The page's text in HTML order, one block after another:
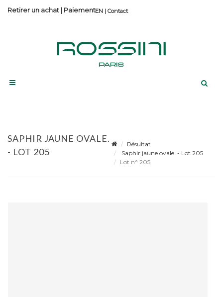
Contact
Retirer un achat | Paiement
SAPHIR JAUNE OVALE.
- LOT 205
Résultat
Saphir jaune ovale. - Lot 205
Lot n° 205